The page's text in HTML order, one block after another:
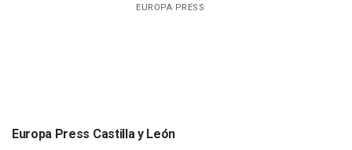
EUROPA PRESS
Europa Press Castilla y León